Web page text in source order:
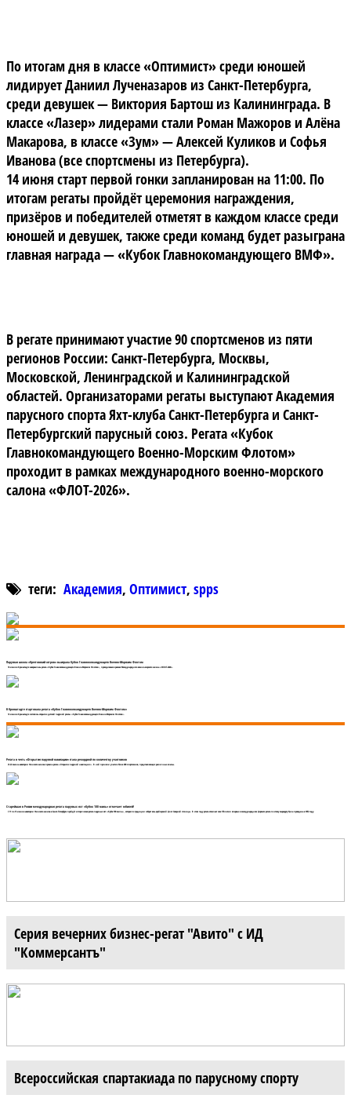
По итогам дня в классе «Оптимист» среди юношей
лидирует Даниил Лученазаров из Санкт-Петербурга,
среди девушек — Виктория Бартош из Калининграда. В
классе «Лазер» лидерами стали Роман Мажоров и Алёна
Макарова, в классе «Зум» — Алексей Куликов и Софья
Иванова (все спортсмены из Петербурга).
14 июня старт первой гонки запланирован на 11:00. По
итогам регаты пройдёт церемония награждения,
призёров и победителей отметят в каждом классе среди
юношей и девушек, также среди команд будет разыграна
главная награда — «Кубок Главнокомандующего ВМФ».
В регате принимают участие 90 спортсменов из пяти
регионов России: Санкт-Петербурга, Москвы,
Московской, Ленинградской и Калининградской
областей. Организаторами регаты выступают Академия
парусного спорта Яхт-клуба Санкт-Петербурга и Санкт-
Петербургский парусный союз. Регата «Кубок
Главнокомандующего Военно-Морским Флотом»
проходит в рамках международного военно-морского
салона «ФЛОТ-2026».
теги: Академия, Оптимист, spps
Парусная школа «Крестовский остров» выиграла Кубок Главнокомандующего Военно-Морским Флотом
14 июня в Кронштадте завершилась регата «Кубок Главнокомандующего Военно-Морским Флотом», проходившая в рамках Международного военно-морского салона «ФЛОТ-2026».
В Кронштадте стартовала регата «Кубок Главнокомандующего Военно-Морским Флотом»
12 июня в Кронштадте состоялось открытие детской парусной регаты «Кубок Главнокомандующего Военно-Морским Флотом».
Регата в честь «Открытия парусной навигации» стала рекордной по количеству участников
21-22 мая на акватории Финского залива прошла регата «Открытие парусной навигации». В ней приняли участие более 400 спортсменов, представляющих различные классы.
Старейшая в России международная регата парусных яхт «Кубок 100 миль» отмечает юбилей!
С 11 по 13 июня в акватории Финского залива в Санкт-Петербурге пройдёт историческая регата парусных яхт «Кубок 100 миль», которая по традиции соберет весь крейсерский флот Северной столицы. В этом году регата отмечает свое 170-летие: впервые в международном формате регата по этому маршруту была проведена в 1852 году.
Серия вечерних бизнес-регат "Авито" с ИД
"Коммерсантъ"
Всероссийская спартакиада по парусному спорту